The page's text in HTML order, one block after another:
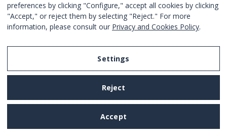
10am - 6pm
JUNTE-SE A NÓS NAS REDES SOCIAIS
REGISTRA-SE PARA OBTER OS SEUS MELHORES
OFERTAS
preferences by clicking "Configure," accept all cookies by clicking
"Accept," or reject them by selecting "Reject." For more
information, please consult our Privacy and Cookies Policy.
Settings
Reject
Accept